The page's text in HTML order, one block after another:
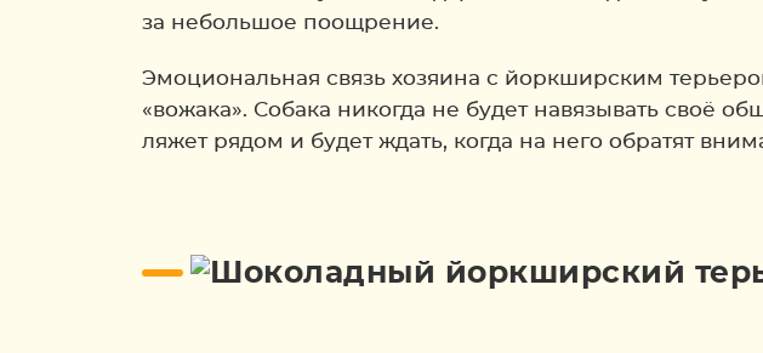
за небольшое поощрение.
Эмоциональная связь хозяина с йоркширским
«вожака». Собака никогда не будет навязывать своё
ляжет рядом и будет ждать, когда на него обратят